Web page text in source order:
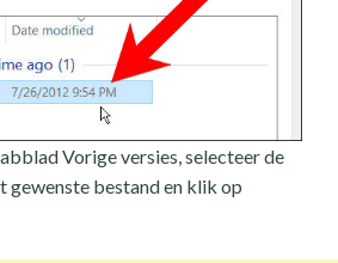
Vorige versies, selecteer de
gewenste bestand en klik op